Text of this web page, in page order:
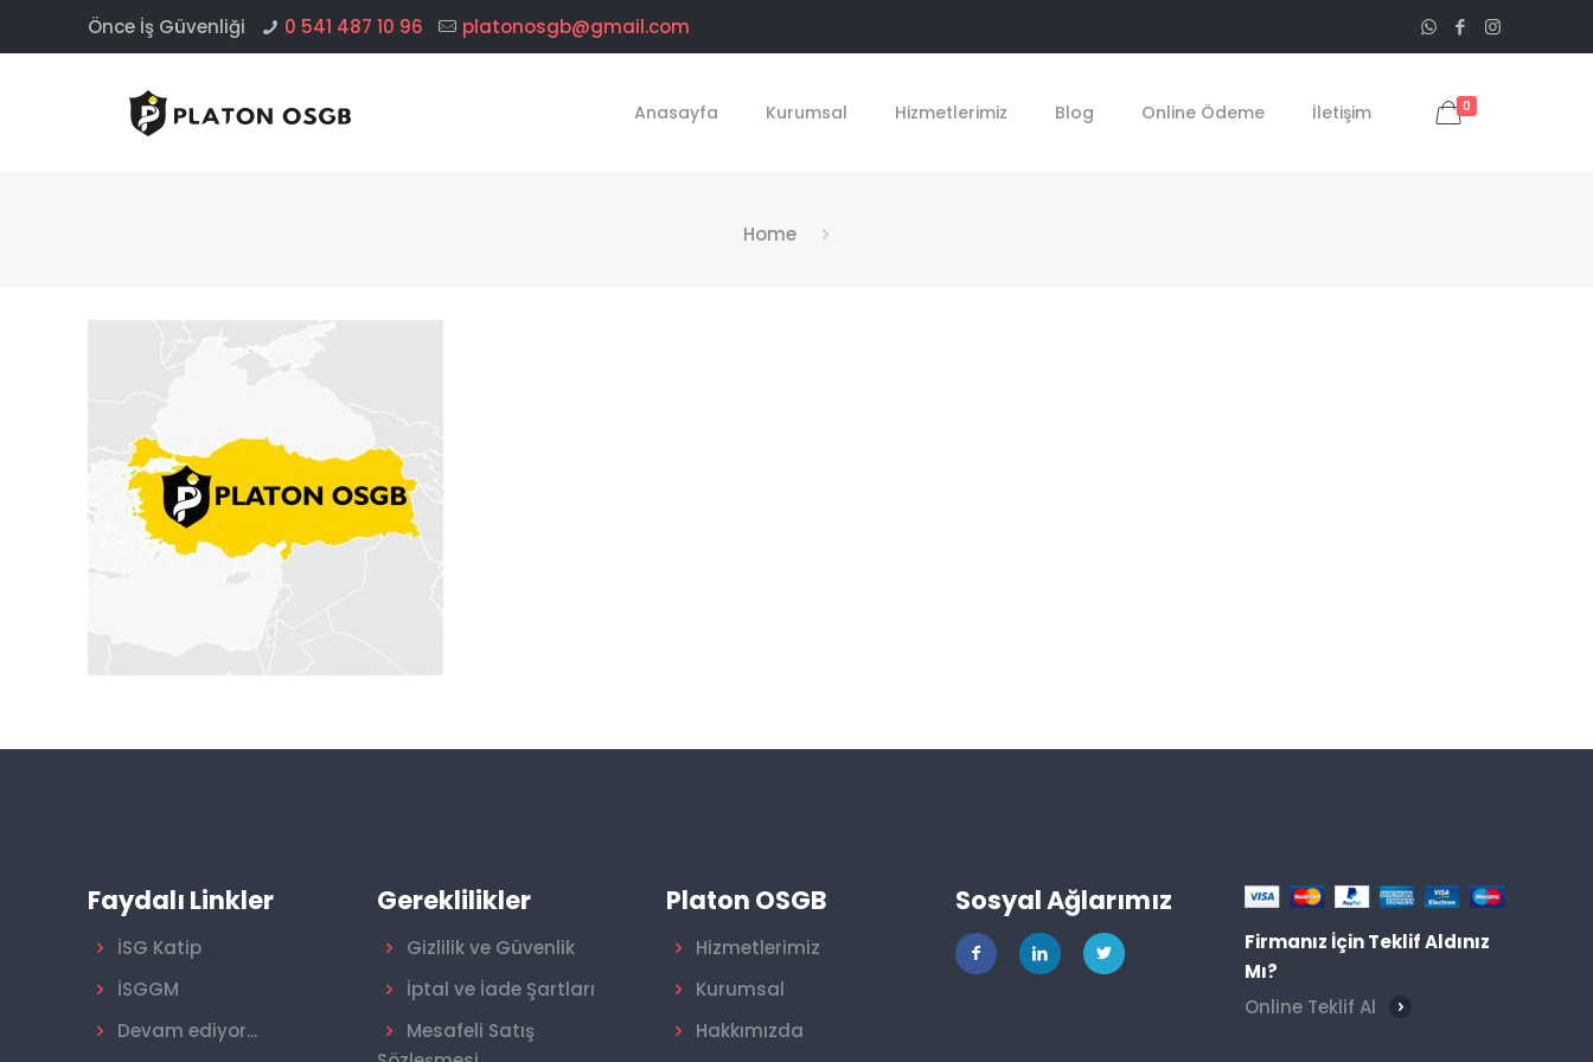
Önce İş Güvenliği 0 541 487 10 96 platonosgb@gmail.com
Anasayfa Kurumsal Hizmetlerimiz Blog Online Ödeme İletişim 0
Home
Faydalı Linkler
İSG Katip
İSGGM
Devam ediyor...
Gereklilikler
Gizlilik ve Güvenlik
İptal ve İade Şartları
Mesafeli Satış
Platon OSGB
Hizmetlerimiz
Kurumsal
Hakkımızda
Sosyal Ağlarımız
Firmanız İçin Teklif Aldınız
Mı?
Online Teklif Al